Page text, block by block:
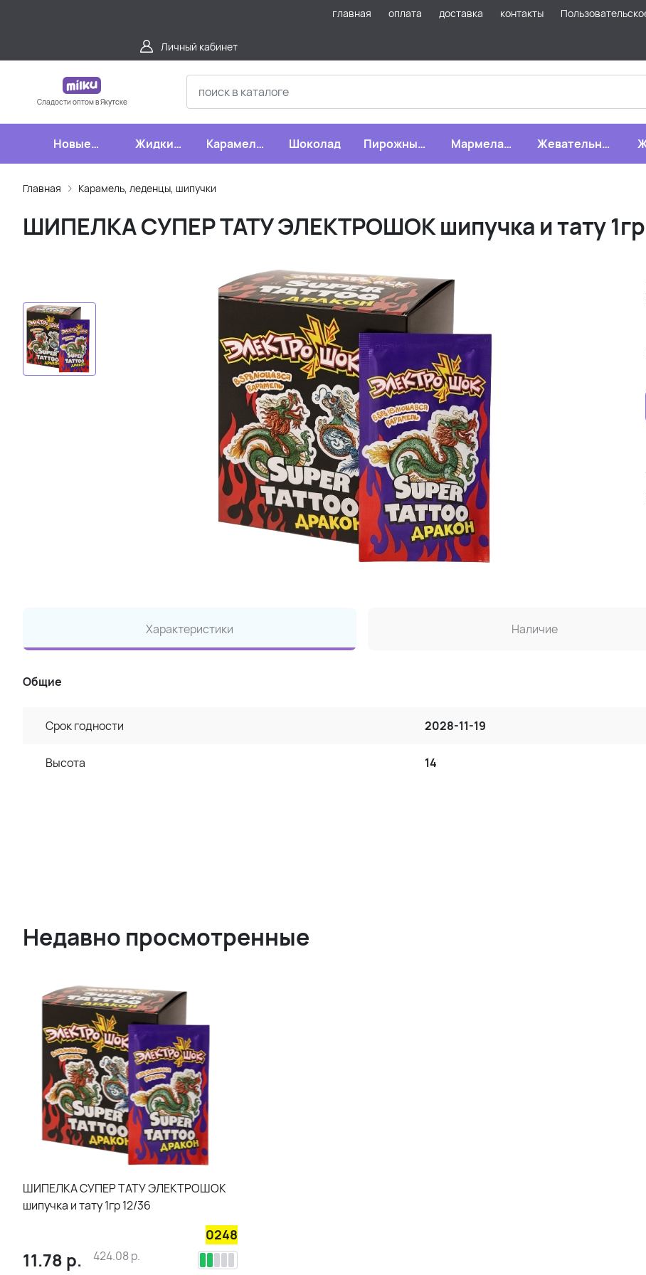
главная оплата доставка контакты
Личный кабинет
Сладости оптом в Якутске
Новые
поступления
Жидкие
конфеты
Карамель,
леденцы,
Шоколад
Пирожные,
бисквиты,
Мармелад,
зефир,
Жевательная
резинка
Главная Карамель, леденцы, шипучки
ШИПЕЛКА СУПЕР ТАТУ ЭЛЕКТРОШОК шипучка и тату
Характеристики Наличие
Общие
Срок годности 2028-11-19
Высота 14
Недавно просмотренные
ШИПЕЛКА СУПЕР ТАТУ ЭЛЕКТРОШОК
шипучка и тату 1гр 12/36
0248
11.78 р. 424.08р.